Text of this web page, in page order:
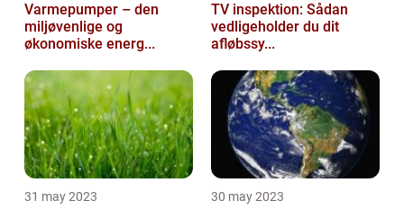
Varmepumper – den
miljøvenlige og
økonomiske energ...
TV inspektion: Sådan
vedligeholder du dit
afløbssy...
31 may 2023 30 may 2023